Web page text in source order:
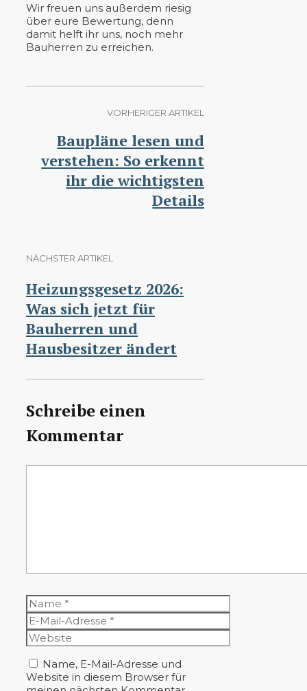
Wir freuen uns außerdem riesig
über eure Bewertung, denn
damit helft ihr uns, noch mehr
Bauherren zu erreichen.
VORHERIGER ARTIKEL
Baupläne lesen und
verstehen: So erkennt
ihr die wichtigsten
Details
NÄCHSTER ARTIKEL
Heizungsgesetz 2026:
Was sich jetzt für
Bauherren und
Hausbesitzer ändert
Schreibe einen
Kommentar
Name
E-
Mail-
Adresse
Website
Name, E-Mail-Adresse und
Website in diesem Browser für